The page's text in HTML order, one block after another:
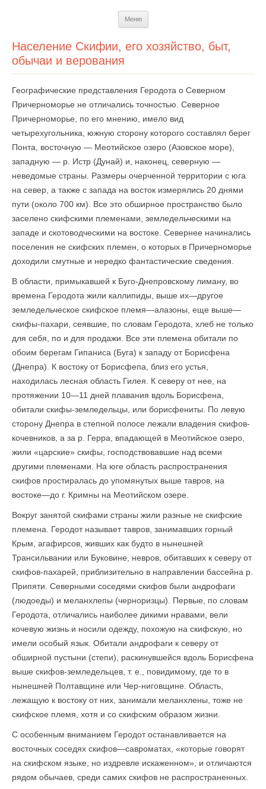
Меню
Население Скифии, его хозяйство, быт,
обычаи и верования
Географические представления Геродота о Северном
Причерноморье не отличались точностью. Северное
Причерноморье, по его мнению, имело вид
четырехугольника, южную сторону которого составлял берег
Понта, восточную — Меотийское озеро (Азовское море),
западную — р. Истр (Дунай) и, наконец, северную —
неведомые страны. Размеры очерченной территории с юга
на север, а также с запада на восток измерялись 20 днями
пути (около 700 км). Все это обширное пространство было
заселено скифскими племенами, земледельческими на
западе и скотоводческими на востоке. Севернее начинались
поселения не скифских племен, о которых в Причерноморье
доходили смутные и нередко фантастические сведения.
В области, примыкавшей к Буго-Днепровскому лиману, во
времена Геродота жили каллипиды, выше их—другое
земледельческое скифское племя—алазоны, еще выше—
скифы-пахари, сеявшие, по словам Геродота, хлеб не только
для себя, по и для продажи. Все эти племена обитали по
обоим берегам Гипаниса (Буга) к западу от Борисфена
(Днепра). К востоку от Борисфепа, близ его устья,
находилась лесная область Гилея. К северу от нее, на
протяжении 10—11 дней плавания вдоль Борисфена,
обитали скифы-земледельцы, или борисфениты. По левую
сторону Днепра в степной полосе лежали владения скифов-
кочевников, а за р. Герра, впадающей в Меотийское озеро,
жили «царские» скифы, господствовавшие над всеми
другими племенами. На юге область распространения
скифов простиралась до упомянутых выше тавров, на
востоке—до г. Кримны на Меотийском озере.
Вокруг занятой скифами страны жили разные не скифские
племена. Геродот называет тавров, занимавших горный
Крым, агафирсов, живших как будто в нынешней
Трансильвании или Буковине, невров, обитавших к северу от
скифов-пахарей, приблизительно в направлении бассейна р.
Припяти. Северными соседями скифов были андрофаги
(людоеды) и меланхлепы (черноризцы). Первые, по словам
Геродота, отличались наи­более дикими нравами, вели
кочевую жизнь и носили одежду, похожую на скифскую, но
имели особый язык. Обитали андрофаги к северу от
обширной пустыни (степи), раскинувшейся вдоль Борисфена
выше скифов-земледельцев, т. е., повидимому, где то в
нынешней Полтавщине или Чер-ниговщине. Область,
лежащую к востоку от них, занимали меланхлены, тоже не
скифское племя, хотя и со скифским образом жизни.
С особенным вниманием Геродот останавливается на
восточных соседях скифов—савроматах, «которые говорят
на скифском языке, но издревле искаженном», и отличаются
рядом обычаев, среди самих скифов не распространенных.